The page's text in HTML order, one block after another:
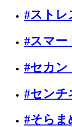
#ストレ
#スマー
#セカン
#センチ
#そらま